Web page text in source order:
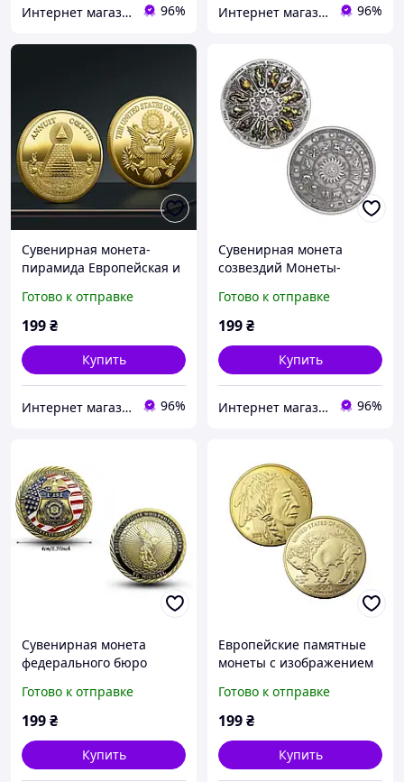
Интернет магазин GSM-V 96% Интернет магазин GSM-V 96%
Сувенирная монета-
пирамида Европейская и
Божьего глаза
Готово к отправке
199₴
Купить
Интернет магазин GSM-V 96%
Сувенирная монета
созвездий Монеты-
богини
Готово к отправке
199₴
Купить
Интернет магазин GSM-V 96%
Сувенирная монета
федерального бюро
Готово к отправке
199₴
Купить
Европейские памятные
монеты с изображением
Готово к отправке
199₴
Купить